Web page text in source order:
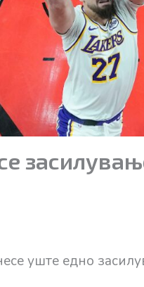
уште едно